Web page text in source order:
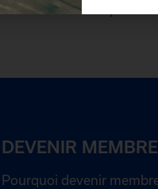
Vous n'êtes pas
DEVENIR MEMBRE
Pourquoi devenir